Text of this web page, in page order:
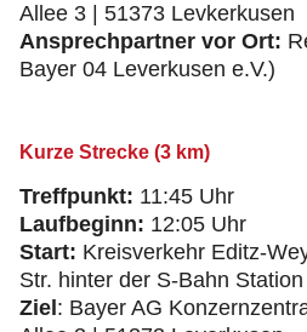
Allee 3 | 51373 Levkerkusen
Ansprechpartner vor Ort:
Bayer 04 Leverkusen e.V.)
Kurze Strecke (3 km)
Treffpunkt: 11:45 Uhr
Laufbeginn: 12:05 Uhr
Start: Kreisverkehr Editz-
Str. hinter der S-Bahn
Ziel : Bayer AG